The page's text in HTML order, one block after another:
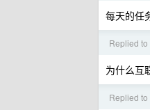
每天的任
Replied
为什么互
Replied